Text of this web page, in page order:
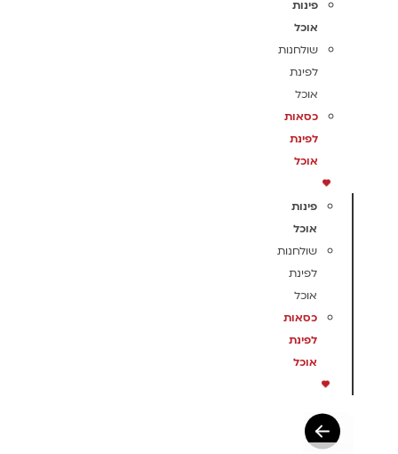
פינות
אוכל
שולחנות
לפינת
אוכל
כסאות
לפינת
אוכל
פינות
אוכל
שולחנות
לפינת
אוכל
כסאות
לפינת
אוכל